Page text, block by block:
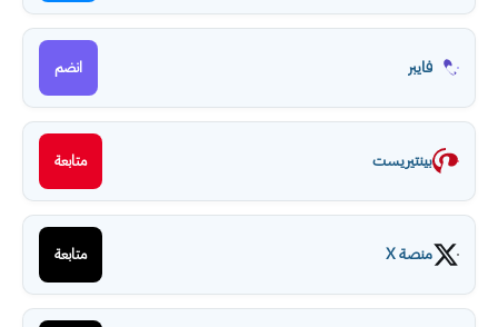
فايبر انضم
بينتيريست متابعة
منصة X متابعة